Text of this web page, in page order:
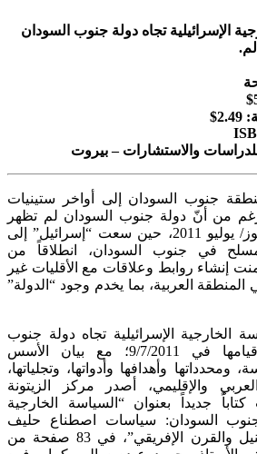
الإسرائيلية تجاه دولة جنوب السودان
والاستشارات – بيروت
جنوب السودان إلى أواخر ستينيات
من أنّ دولة جنوب السودان لم تظهر
للوجود رسمياً إلا في تموز/ يوليو 2011، حين سعت “إسرائيل” إلى
في جنوب السودان، انطلاقاً من
إنشاء روابط وعلاقات مع الأقليات غير
المنطقة العربية، بما يخدم وجود “الدولة”
الخارجية الإسرائيلية تجاه دولة جنوب
السودان، منذ إعلان قيامها في 9/7/2011؛ مع بيان الأسس
ومحدداتها وأهدافها وأدواتها، وتجلياتها،
والإقليمي، أصدر مركز الزيتونة
جديداً بعنوان “السياسة الخارجية
جنوب السودان: سياسات اصطناع حليف
استراتيجي في حوض النيل والقرن الإفريقي”، في 83 صفحة من